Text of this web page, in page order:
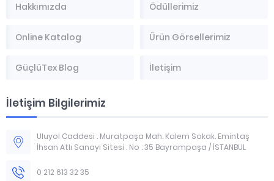
Hakkımızda Ödüllerimiz
Online Katalog Ürün Görsellerimiz
GüçlüTex Blog İletişim
İletişim Bilgilerimiz
Uluyol Caddesi . Muratpaşa Mah. Kalem Sokak. Emintaş
İhsan Atlı Sanayi Sitesi . No : 35 Bayrampaşa / İSTANBUL
0 212 613 32 35